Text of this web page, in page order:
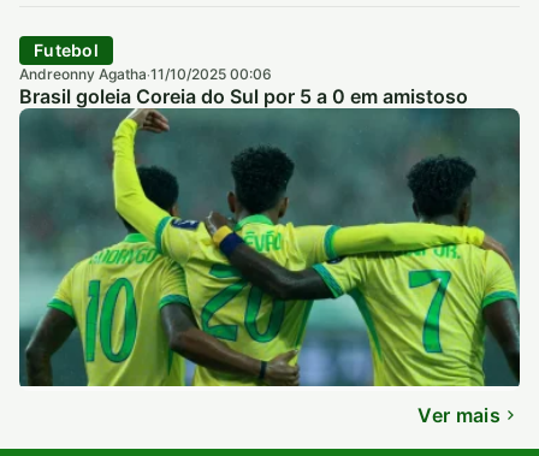
Futebol
Andreonny Agatha·11/10/2025 00:06
Brasil goleia Coreia do Sul por 5 a 0 em amistoso
Ver mais